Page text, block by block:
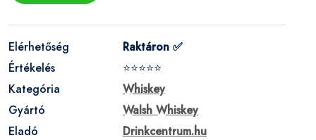
Elérhetőség
Raktáron ✅
Értékelés
⭐⭐⭐⭐⭐
Kategória
Whiskey
Gyártó
Walsh Whiskey
Eladó
Drinkcentrum.hu